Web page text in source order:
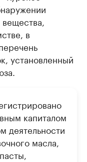
в
установленный
капиталом
деятельности
масла,